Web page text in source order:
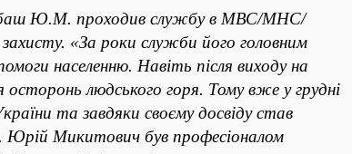
Ю.М. проходив службу в МВС/МНС/
«За роки служби його головним
населенню. Навіть після виходу на
людського горя. Тому вже у грудні
та завдяки своєму досвіду став
Юрій Микитович був професіоналом